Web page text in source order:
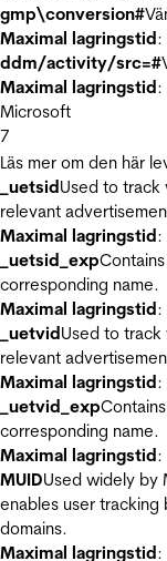
gmp\conversion#
Maximal lagringstid:
ddm/activity/src=#
Maximal lagringstid:
Microsoft
7
Läs mer om den här
_uetsidUsed to track
relevant
Maximal lagringstid:
_uetsid_exp
corresponding name.
Maximal lagringstid:
_uetvidUsed to
relevant
Maximal lagringstid:
_uetvid_exp
corresponding name.
Maximal lagringstid:
MUIDUsed widely by
enables user tracking
domains.
Maximal lagringstid: